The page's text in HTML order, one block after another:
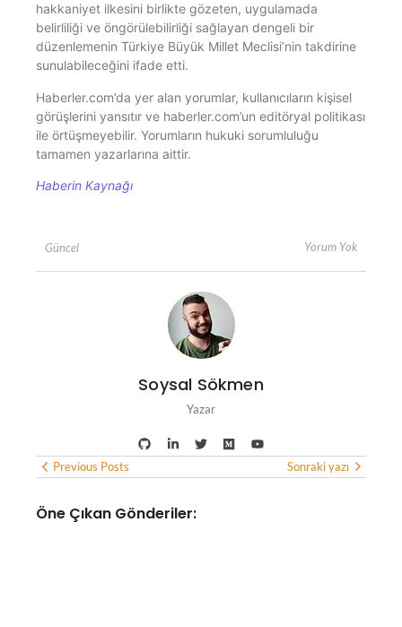
hakkaniyet ilkesini birlikte gözeten, uygulamada
belirliliği ve öngörülebilirliği sağlayan dengeli bir
düzenlemenin Türkiye Büyük Millet Meclisi’nin takdirine
sunulabileceğini ifade etti.
Haberler.com’da yer alan yorumlar, kullanıcıların kişisel
görüşlerini yansıtır ve haberler.com’un editöryal politikası
ile örtüşmeyebilir. Yorumların hukuki sorumluluğu
tamamen yazarlarına aittir.
Haberin Kaynağı
Güncel Yorum Yok
Soysal Sökmen
Yazar
Previous Posts Sonraki yazı
Öne Çıkan Gönderiler: